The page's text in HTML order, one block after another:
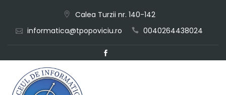
content
Calea Turzii nr. 140-142
informatica@tpopoviciu.ro
0040264438024